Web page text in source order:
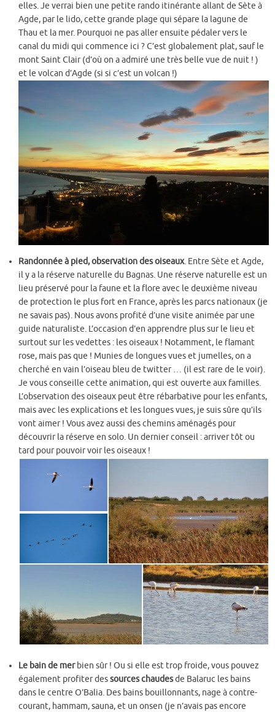
elles. Je verrai bien une petite rando itinérante allant de Sète à
Agde, par le lido, cette grande plage qui sépare la lagune de
Thau et la mer. Pourquoi ne pas aller ensuite pédaler vers le
canal du midi qui commence ici ? C’est globalement plat, sauf le
mont Saint Clair (d’où on a admiré une très belle vue de nuit ! )
et le volcan d’Agde (si si c’est un volcan !)
Randonnée à pied, observation des oiseaux. Entre Sète et Agde,
il y a la réserve naturelle du Bagnas. Une réserve naturelle est un
lieu préservé pour la faune et la flore avec le deuxième niveau
de protection le plus fort en France, après les parcs nationaux (je
ne savais pas). Nous avons profité d’une visite animée par une
guide naturaliste. L’occasion d’en apprendre plus sur le lieu et
surtout sur les vedettes : les oiseaux ! Notamment, le flamant
rose, mais pas que ! Munies de longues vues et jumelles, on a
cherché en vain l’oiseau bleu de twitter … (il est rare de le voir).
Je vous conseille cette animation, qui est ouverte aux familles.
L’observation des oiseaux peut être rébarbative pour les enfants,
mais avec les explications et les longues vues, je suis sûre qu’ils
vont aimer ! Vous avez aussi des chemins aménagés pour
découvrir la réserve en solo. Un dernier conseil : arriver tôt ou
tard pour pouvoir voir les oiseaux !
Le bain de merbien sûr ! Ou si elle est trop froide, vous pouvez
également profiter dessourceschaudesde Balaruc les bains
dans le centre O’Balia. Des bains bouillonnants, nage à contre-
courant, hammam, sauna, et un onsen (je n’avais pas encore